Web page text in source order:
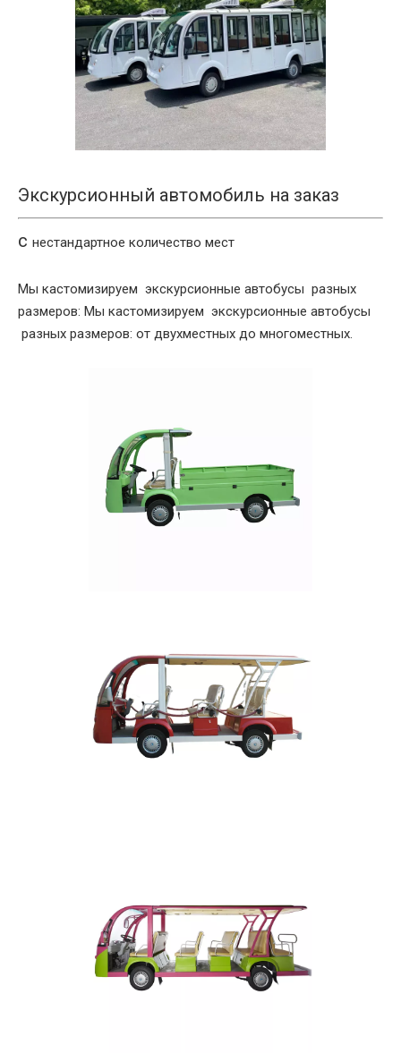
Экскурсионный автомобиль на заказ
c нестандартное количество мест
Мы кастомизируем экскурсионные автобусы разных
размеров: Мы кастомизируем экскурсионные автобусы
разных размеров: от двухместных до многоместных.